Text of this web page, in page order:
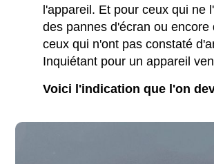
l'appareil. Et pour ceux qui ne
des pannes d'écran ou
ceux qui n'ont pas constaté
Inquiétant pour un appareil
Voici l'indication que l'on